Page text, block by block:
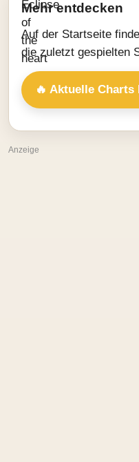
Mehr entdecken
Auf der Startseite
die zuletzt gespielten
🔥 Aktuelle Charts
Anzeige